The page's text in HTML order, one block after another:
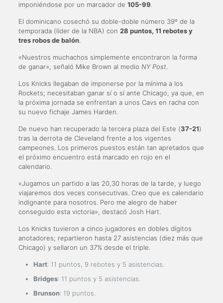
imponiéndose por un marcador de 105-99
El dominicano cosechó su doble-doble número 39º de la
temporada (líder de la NBA) con 28 puntos, 11 rebotes y
tres robos de balón.
«Nuestros muchachos simplemente encontraron la forma
de ganar», señaló Mike Brown al medio NY Post.
Los Knicks llegaban de imponerse por la mínima a los
Rockets; necesitaban ganar sí o sí ante Chicago, ya que, en
la próxima jornada se enfrentan a unos Cavs en racha con
su nuevo fichaje James Harden.
De nuevo han recuperado la tercera plaza del Este (37-21)
tras la derrota de Cleveland frente a los vigentes
campeones. Los primeros puestos están tan apretados que
el próximo encuentro está marcado en rojo en el
calendario.
«Jugamos un partido a las 20,30 horas de la tarde, y luego
viajaremos dos veces consecutivas. Creo que es calendario
indignante para nosotros. Pero me alegro de haber
conseguido esta victoria», destacó Josh Hart.
Los Knicks tuvieron a cinco jugadores en dobles dígitos
anotadores; repartieron hasta 27 asistencias (diez más que
Chicago) y sellaron un 37% desde el triple.
Hart: 11 puntos, 9 rebotes y 5 asistencias.
Bridges: 11 puntos y 5 asistencias.
Brunson: 19 puntos.